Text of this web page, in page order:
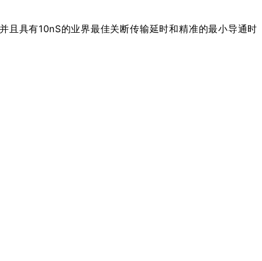
具有10nS的业界最佳关断传输延时和精准的最小导通时